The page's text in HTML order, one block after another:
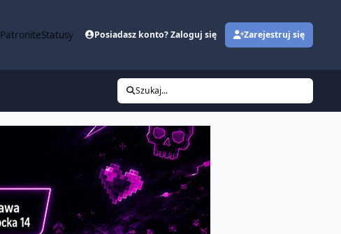
PatroniteStatusy Posiadasz konto? Zaloguj się Zarejestruj się
Szukaj...